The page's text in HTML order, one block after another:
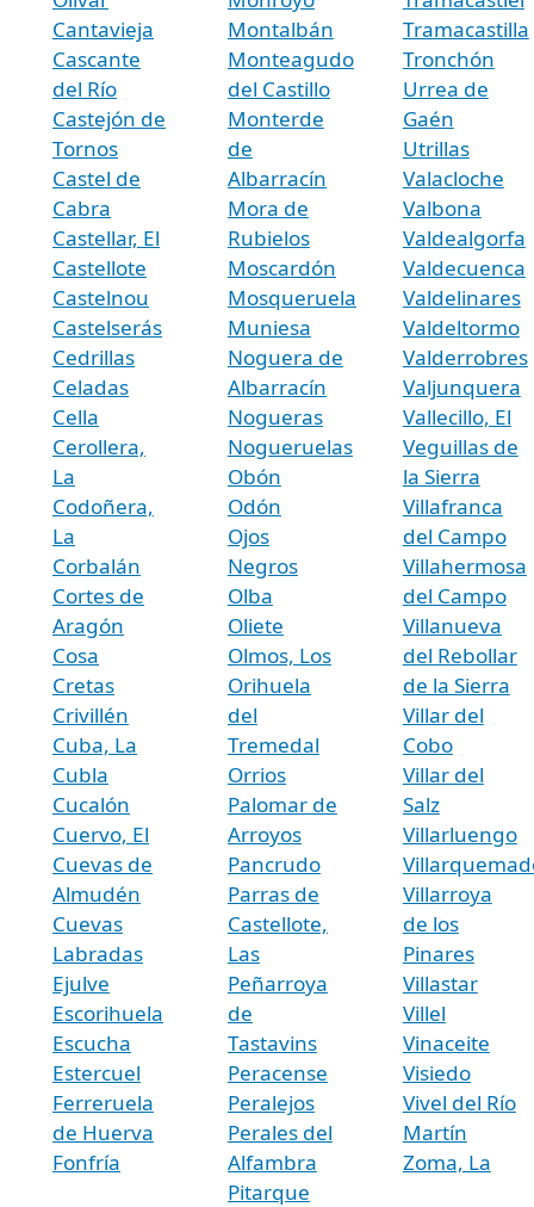
Cantavieja
Cascante
del Río
Castejón de
Tornos
Castel de
Cabra
Castellar, El
Castellote
Castelnou
Castelserás
Cedrillas
Celadas
Cella
Cerollera,
La
Codoñera,
La
Corbalán
Cortes de
Aragón
Cosa
Cretas
Crivillén
Cuba, La
Cubla
Cucalón
Cuervo, El
Cuevas de
Almudén
Cuevas
Labradas
Ejulve
Escorihuela
Escucha
Estercuel
Ferreruela
de Huerva
Fonfría
Montalbán
Monteagudo
del Castillo
Monterde
de
Albarracín
Mora de
Rubielos
Moscardón
Mosqueruela
Muniesa
Noguera de
Albarracín
Nogueras
Nogueruelas
Obón
Odón
Ojos
Negros
Olba
Oliete
Olmos, Los
Orihuela
del
Tremedal
Orrios
Palomar de
Arroyos
Pancrudo
Parras de
Castellote,
Las
Peñarroya
de
Tastavins
Peracense
Peralejos
Perales del
Alfambra
Pitarque
Tramacastilla
Tronchón
Urrea de
Gaén
Utrillas
Valacloche
Valbona
Valdealgorfa
Valdecuenca
Valdelinares
Valdeltormo
Valderrobres
Valjunquera
Vallecillo, El
Veguillas de
la Sierra
Villafranca
del Campo
Villahermosa
del Campo
Villanueva
del Rebollar
de la Sierra
Villar del
Cobo
Villar del
Salz
Villarluengo
Villarroya
de los
Pinares
Villastar
Villel
Vinaceite
Visiedo
Vivel del Río
Martín
Zoma, La